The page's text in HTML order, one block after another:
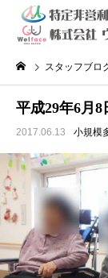
スタッフブロ
平成29年6月
2017.06.13 小規模